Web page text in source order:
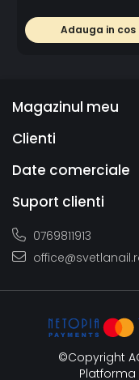
Adauga in cos
Magazinul meu
Clienti
Date comerciale
Suport clienti
0769811913
©Copyright AO